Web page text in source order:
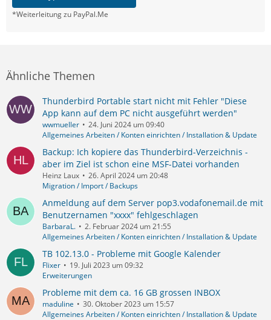
*Weiterleitung zu PayPal.Me
Ähnliche Themen
Thunderbird Portable start nicht mit Fehler "Diese
App kann auf dem PC nicht ausgeführt werden"
wwmueller
24. Juni 2024 um 09:40
Allgemeines Arbeiten / Konten einrichten / Installation & Update
Backup: Ich kopiere das Thunderbird-Verzeichnis -
aber im Ziel ist schon eine MSF-Datei vorhanden
Heinz Laux
26. April 2024 um 20:48
Migration / Import / Backups
Anmeldung auf dem Server pop3.vodafonemail.de mit
Benutzernamen "xxxx" fehlgeschlagen
BarbaraL.
2. Februar 2024 um 21:55
Allgemeines Arbeiten / Konten einrichten / Installation & Update
TB 102.13.0 - Probleme mit Google Kalender
Flixer
19. Juli 2023 um 09:32
Erweiterungen
Probleme mit dem ca. 16 GB grossen INBOX
maduline
30. Oktober 2023 um 15:57
Allgemeines Arbeiten / Konten einrichten / Installation & Update